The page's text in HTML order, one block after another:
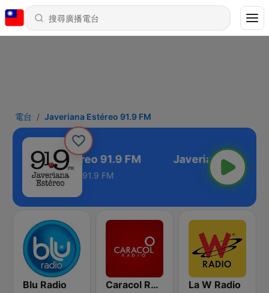
電台 Javeriana Estéreo 91.9 FM
Javeriana Estéreo 91.9 FM
91.9 FM
Blu Radio Caracol Radio La W Radio